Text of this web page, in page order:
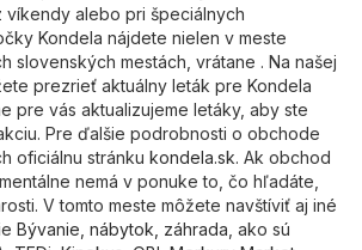
víkendy alebo pri špeciálnych
Kondela nájdete nielen v meste
slovenských mestách, vrátane . Na našej
prezrieť aktuálny leták pre Kondela
pre vás aktualizujeme letáky, aby ste
Pre ďalšie podrobnosti o obchode
oficiálnu stránku kondela.sk. Ak obchod
nemá v ponuke to, čo hľadáte,
V tomto meste môžete navštíviť aj iné
Bývanie, nábytok, záhrada , ako sú